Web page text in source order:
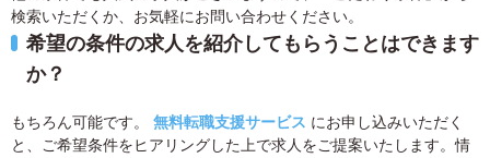
検索いただくか、お気軽にお問い合わせください。
希望の条件の求人を紹介してもらうことはできます
か？
もちろん可能です。 無料転職支援サービス にお申し込みいただく
と、ご希望条件をヒアリングした上で求人をご提案いたします。情